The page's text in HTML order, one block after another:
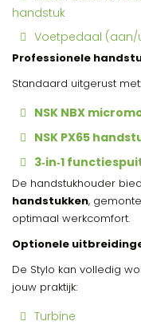
handstuk
Voetpedaal (aan/
Professionele
Standaard uitgerust met:
NSK NBX
NSK PX65
3‑in‑1
De handstukhouder
handstukken,
optimaal werkcomfort.
Optionele
De Stylo kan volledig
jouw praktijk:
Turbine